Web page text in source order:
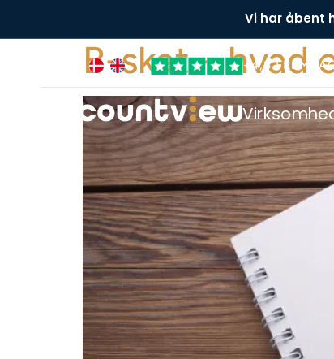
Vi har åbent
+4,8
B-skat – hvad